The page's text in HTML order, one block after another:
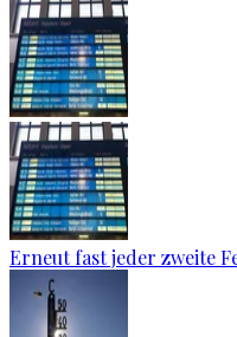
Erneut fast jeder zweite